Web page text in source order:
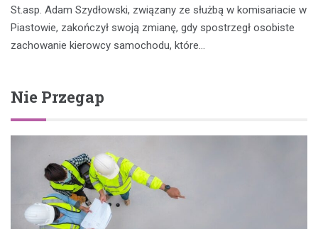
St.asp. Adam Szydłowski, związany ze służbą w komisariacie w
Piastowie, zakończył swoją zmianę, gdy spostrzegł osobiste
zachowanie kierowcy samochodu, które…
Nie Przegap